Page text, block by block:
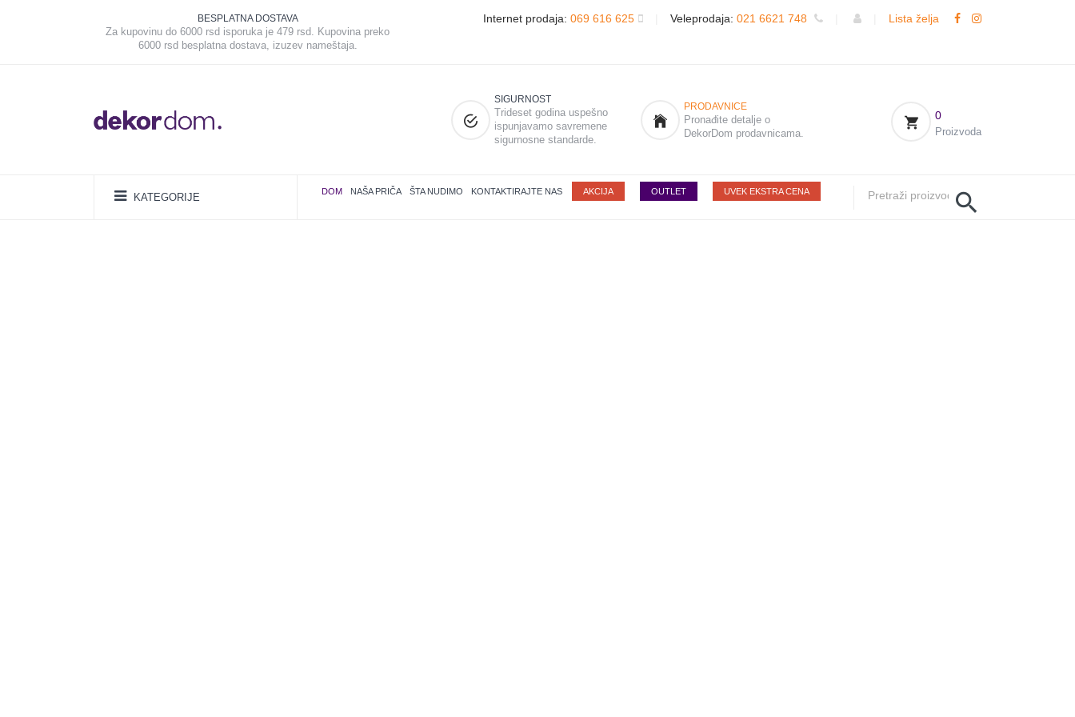
BESPLATNA DOSTAVA
Za kupovinu do 6000 rsd isporuka je 479 rsd. Kupovina preko
6000 rsd besplatna dostava, izuzev nameštaja.
Internet prodaja: 069 616 625 Veleprodaja: 021 6621 748 Lista želja
SIGURNOST
Trideset godina uspešno
ispunjavamo savremene
sigurnosne standarde.
PRODAVNICE
Pronađite detalje o
DekorDom prodavnicama.
0
Proizvoda
KATEGORIJE DOM NAŠA PRIČA ŠTA NUDIMO KONTAKTIRAJTE NAS AKCIJA OUTLET UVEK EKSTRA CENA